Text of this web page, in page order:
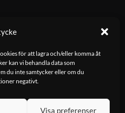
för att lagra och/eller komma åt
kan vi behandla data som
du inte samtycker eller om du
negativt.
Visa preferenser